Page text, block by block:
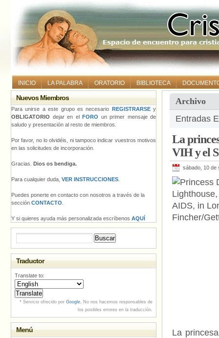
INICIO LA PALABRA ORATORIO BIBLIOTECA
Archivo
Entradas
La
VIH y el
sábado, 10 de
La
Nuevos Miembros
Para unirse a este grupo es necesario REGISTRARSEy
OBLIGATORIO dejar en el FORO un primer mensaje de
saludo y presentación al resto de miembros.
Por favor, no lo olvidéis, ni tampoco indicar vuestros motivos
en las solicitudes de incorporación.
Gracias. Dios os bendiga.
Para cualquier duda, VER INSTRUCCIONES
Puedes ponerte en contacto con nosotros a través de la
sección CONTACTO
Y si quieres ayuda más personalizada escríbenos AQUÍ
Traductor
Translate to:
* Servicio ofrecido por Google. No nos hacemos responsables de
los posibles errores en la traducción.
Menú